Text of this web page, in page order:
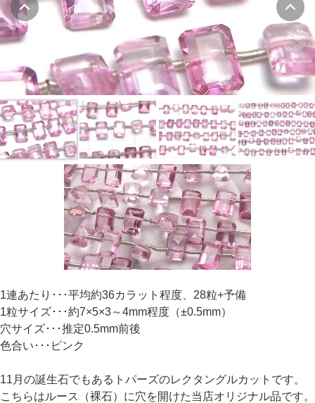
1連あたり･･･平均約36カラット程度、28粒+予備
1粒サイズ･･･約7×5×3～4mm程度（±0.5mm）
穴サイズ･･･推定0.5mm前後
色合い･･･ピンク
11月の誕生石でもあるトパーズのレクタングルカットです。
こちらはルース（裸石）に穴を開けた当店オリジナル品です。